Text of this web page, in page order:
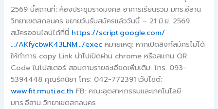
2569 นี้สถานที่: ห้องประชุมราชมงคล อาคารเรียนรวม มทร.อีสาน
วิทยาเขตสกลนคร ขยายวันรับสมัครแล้ววันนี้ – 21 มิ.ย. 2569
สมัครออนไลน์ได้ที่นี่ https://script.google.com/
…/AKfycbwK43LNM…/exec หมายเหตุ: หากเปิดลิงก์สมัครไม่ได้
ให้ทำการ copy Link นำไปเปิดผ่าน chrome หรือสแกน QR
Code ในโปสเตอร์ สอบถามรายละเอียดเพิ่มเติม: โทร: 093-
5394448 คุณรัศนิยา โทร: 042-772391 เว็บไซต์:
www.fit.rmuti.ac.th FB: คณะอุตสาหกรรมและเทคโนโลยี
มทร.อีสาน วิทยาเขตสกลนคร